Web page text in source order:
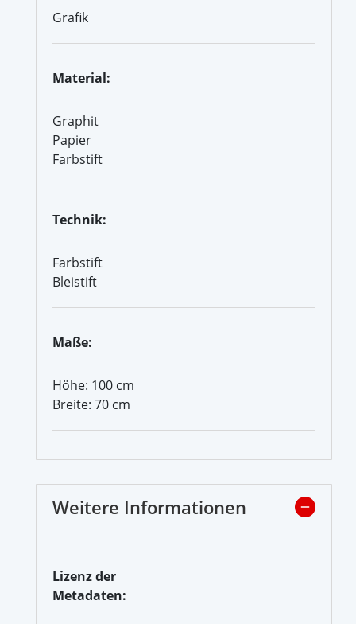
Grafik
Material:
Graphit
Papier
Farbstift
Technik:
Farbstift
Bleistift
Maße:
Höhe: 100 cm
Breite: 70 cm
Weitere Informationen
Lizenz der
Metadaten: